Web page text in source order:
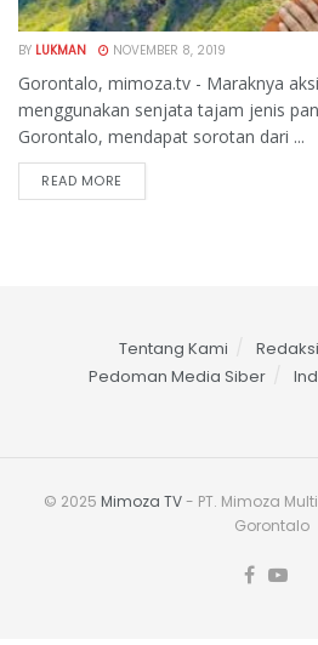
BY LUKMAN NOVEMBER 8, 2019
Gorontalo, mimoza.tv - Maraknya
menggunakan senjata tajam jenis
Gorontalo, mendapat sorotan dari ...
READ MORE
Tentang Kami Redaksi
Pedoman Media Siber
© 2025 Mimoza TV- PT. Mimoza
Gorontalo